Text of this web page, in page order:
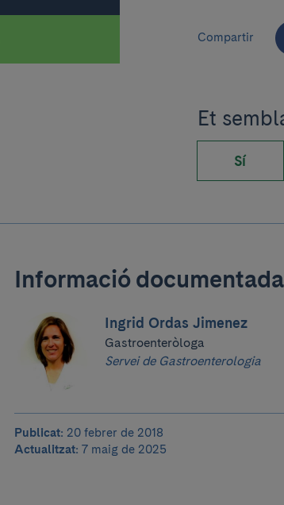
Compartir
Et
Sí
Informació
Ingrid Ordas Jimenez
Gastroenteròloga
Servei de Gastroenterologia
Publicat: 20 febrer de 2018
Actualitzat: 7 maig de 2025